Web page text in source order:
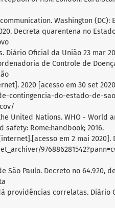
Washington (DC):
Decreta quarentena no
Oficial da União 23 mar
de Controle de
2020 [acesso em 30 set
contingencia-do-estado-de-
United Nations. WHO - World
Rome:handbook; 2016.
em 2 mai 2020].
São Paulo. Decreto no 64.920,
providências correlatas. Diário